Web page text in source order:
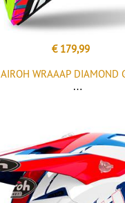
€ 179,99
AIROH WRAAAP DIAMOND